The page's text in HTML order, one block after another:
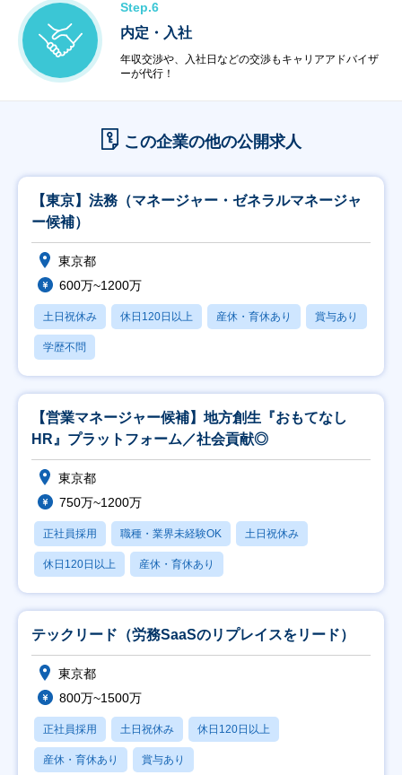
Step.6
内定・入社
年収交渉や、入社日などの交渉もキャリアアドバイザ
ーが代行！
この企業の他の公開求人
【東京】法務（マネージャー・ゼネラルマネージャ
ー候補）
東京都
600万~1200万
土日祝休み 休日120日以上 産休・育休あり 賞与あり
学歴不問
【営業マネージャー候補】地方創生『おもてなし
HR』プラットフォーム／社会貢献◎
東京都
750万~1200万
正社員採用 職種・業界未経験OK 土日祝休み
休日120日以上 産休・育休あり
テックリード（労務SaaSのリプレイスをリード）
東京都
800万~1500万
正社員採用 土日祝休み 休日120日以上
産休・育休あり 賞与あり